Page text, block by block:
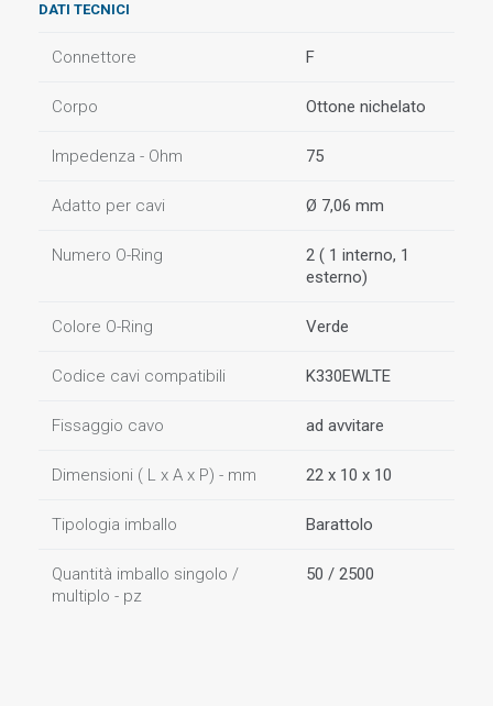
DATI TECNICI
Connettore F
Corpo Ottone nichelato
Impedenza - Ohm 75
Adatto per cavi Ø 7,06 mm
Numero O-Ring
2 ( 1 interno, 1
esterno)
Colore O-Ring Verde
Codice cavi compatibili K330EWLTE
Fissaggio cavo ad avvitare
Dimensioni ( L x A x P) - mm 22 x 10 x 10
Tipologia imballo Barattolo
Quantità imballo singolo /
multiplo - pz
50 / 2500